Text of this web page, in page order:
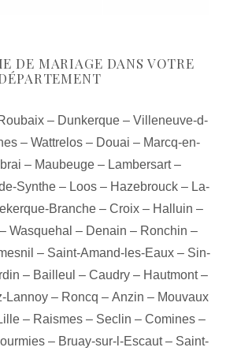
DE MARIAGE DANS VOTRE
– Dunkerque – Villeneuve-d-
– Wattrelos – Douai – Marcq-en-
– Maubeuge – Lambersart–
Synthe – Loos – Hazebrouck – La-
Branche – Croix – Halluin –
– Wasquehal – Denain – Ronchin –
– Saint-Amand-les-Eaux – Sin-
– Bailleul – Caudry– Hautmont–
Lannoy– Roncq – Anzin – Mouvaux
– Raismes– Seclin – Comines–
– Bruay-sur-l-Escaut– Saint-